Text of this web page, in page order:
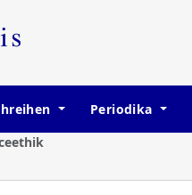
Periodika